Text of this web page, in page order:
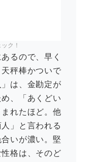
ク！
るので、早く
秤棒かついで
は、金勘定が
、「あくどい
れたほど。他
」と言われる
いが濃い。堅
格は、そのど